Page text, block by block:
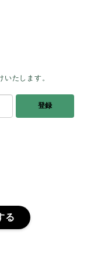
り とても嬉
とした光を
らはT様の
はないかな
たします。
登録
る